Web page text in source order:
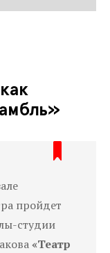
пройдет
студии
«Театр